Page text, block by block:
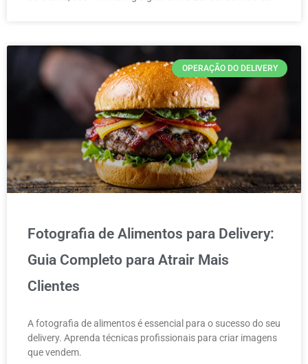
OPERAÇÃO DO DELIVERY
Fotografia de Alimentos para Delivery:
Guia Completo para Atrair Mais
Clientes
A fotografia de alimentos é essencial para o sucesso do seu
delivery. Aprenda técnicas profissionais para criar imagens
que vendem.